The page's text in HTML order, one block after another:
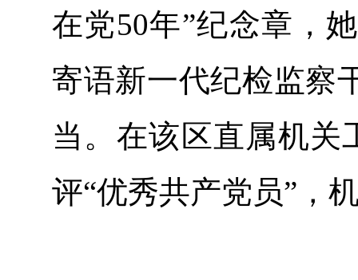
在党50年”纪念章，
寄语新一代纪检监察
当。在该区直属机关
评“优秀共产党员”，